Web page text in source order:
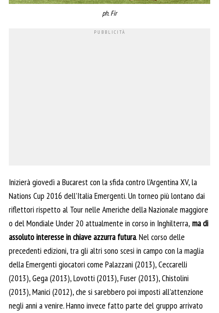
ph. Fir
Inizierà giovedì a Bucarest con la sfida contro l’Argentina XV, la
Nations Cup 2016 dell’Italia Emergenti. Un torneo più lontano dai
riflettori rispetto al Tour nelle Americhe della Nazionale maggiore
o del Mondiale Under 20 attualmente in corso in Inghilterra, ma di
assoluto interesse in chiave azzurra futura. Nel corso delle
precedenti edizioni, tra gli altri sono scesi in campo con la maglia
della Emergenti giocatori come Palazzani (2013), Ceccarelli
(2013), Gega (2013), Lovotti (2013), Fuser (2013), Chistolini
(2013), Manici (2012), che si sarebbero poi imposti all’attenzione
negli anni a venire. Hanno invece fatto parte del gruppo arrivato